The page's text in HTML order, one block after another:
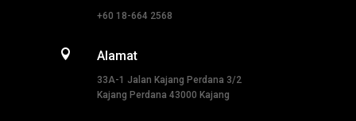
+60 18-664 2568
 Alamat
33A-1 Jalan Kajang Perdana 3/2
Kajang Perdana 43000 Kajang